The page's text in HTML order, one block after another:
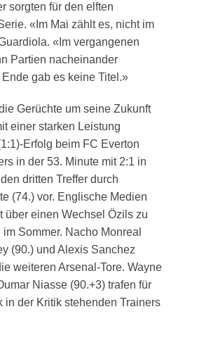
sorgten für den elften
«Im Mai zählt es, nicht im
«Im vergangenen
Partien nacheinander
gab es keine Titel.»
Gerüchte um seine Zukunft
einer starken Leistung
Erfolg beim FC Everton
in der 53. Minute mit 2:1 in
dritten Treffer durch
(74.) vor. Englische Medien
über einen Wechsel Özils zu
Sommer. Nacho Monreal
(90.) und Alexis Sanchez
weiteren Arsenal-Tore. Wayne
Niasse (90.+3) trafen für
in der Kritik stehenden Trainers